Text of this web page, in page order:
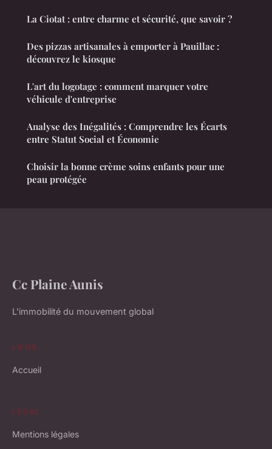
La Ciotat : entre charme et sécurité, que savoir ?
Des pizzas artisanales à emporter à Pauillac :
découvrez le kiosque
L'art du logotage : comment marquer votre
véhicule d'entreprise
Analyse des Inégalités : Comprendre les Écarts
entre Statut Social et Économie
Choisir la bonne crème soins enfants pour une
peau protégée
Cc Plaine Aunis
L'immobilité du mouvement global
LIENS
Accueil
LÉGAL
Mentions légales